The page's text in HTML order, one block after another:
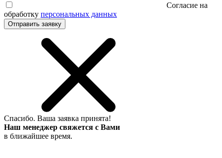
Согласие на
обработку персональных данных
Отправить заявку
Спасибо. Ваша заявка принята!
Наш менеджер свяжется с Вами
в ближайшее время.